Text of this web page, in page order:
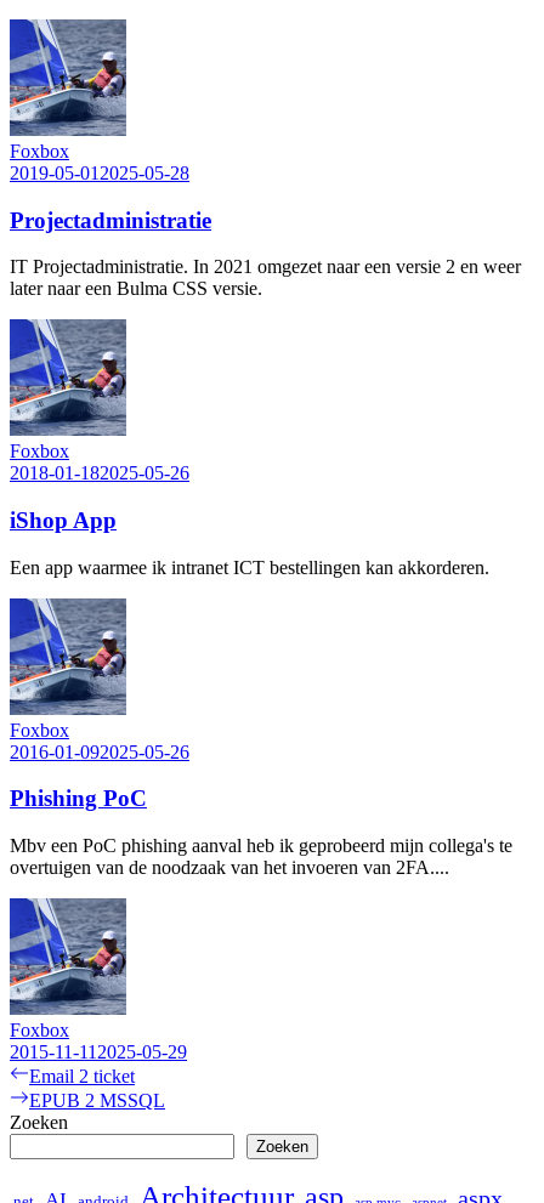
Foxbox
2019-05-01 2025-05-28
Projectadministratie
IT Projectadministratie. In 2021 omgezet naar een versie 2 en weer
later naar een Bulma CSS versie.
Foxbox
2018-01-182025-05-26
iShop App
Een app waarmee ik intranet ICT bestellingen kan akkorderen.
Foxbox
2016-01-092025-05-26
Phishing PoC
Mbv een PoC phishing aanval heb ik geprobeerd mijn collega's te
overtuigen van de noodzaak van het invoeren van 2FA....
Foxbox
2015-11-11 2025-05-29
Bericht
navigatie
Previous
post:
Email 2 ticket
Next
post:
EPUB 2 MSSQL
Zoeken
Zoeken
Architectuur